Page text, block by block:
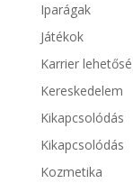
Iparágak
Játékok
Karrier
Kereskedelem
Kikapcsolódás
Kikapcsolódás
Kozmetika